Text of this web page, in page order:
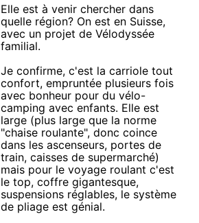
Elle est à venir chercher dans
quelle région? On est en Suisse,
avec un projet de Vélodyssée
familial.
Je confirme, c'est la carriole tout
confort, empruntée plusieurs fois
avec bonheur pour du vélo-
camping avec enfants. Elle est
large (plus large que la norme
"chaise roulante", donc coince
dans les ascenseurs, portes de
train, caisses de supermarché)
mais pour le voyage roulant c'est
le top, coffre gigantesque,
suspensions réglables, le système
de pliage est génial.